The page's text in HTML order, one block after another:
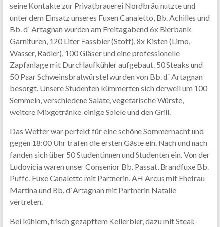
seine Kontakte zur Privatbrauerei Nordbräu nutzte und
unter dem Einsatz unseres Fuxen Canaletto, Bb. Achilles und
Bb. d` Artagnan wurden am Freitagabend 6x Bierbank-
Garnituren, 120 Liter Fassbier (Stoff), 8x Kisten (Limo,
Wasser, Radler), 100 Gläser und eine professionelle
Zapfanlage mit Durchlaufkühler aufgebaut. 50 Steaks und
50 Paar Schweinsbratwürstel wurden von Bb. d´ Artagnan
besorgt. Unsere Studenten kümmerten sich derweil um 100
Semmeln, verschiedene Salate, vegetarische Würste,
weitere Mixgetränke, einige Spiele und den Grill.
Das Wetter war perfekt für eine schöne Sommernacht und
gegen 18:00 Uhr trafen die ersten Gäste ein. Nach und nach
fanden sich über 50 Studentinnen und Studenten ein. Von der
Ludovicia waren unser Consenior Bb. Passat, Brandfuxe Bb.
Puffo, Fuxe Canaletto mit Partnerin, AH Arcus mit Ehefrau
Martina und Bb. d`Artagnan mit Partnerin Natalie
vertreten.
Bei kühlem, frisch gezapftem Kellerbier, dazu mit Steak-